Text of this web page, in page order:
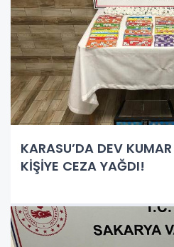
KARASU’DA DEV
KİŞİYE CEZA YAĞDI!